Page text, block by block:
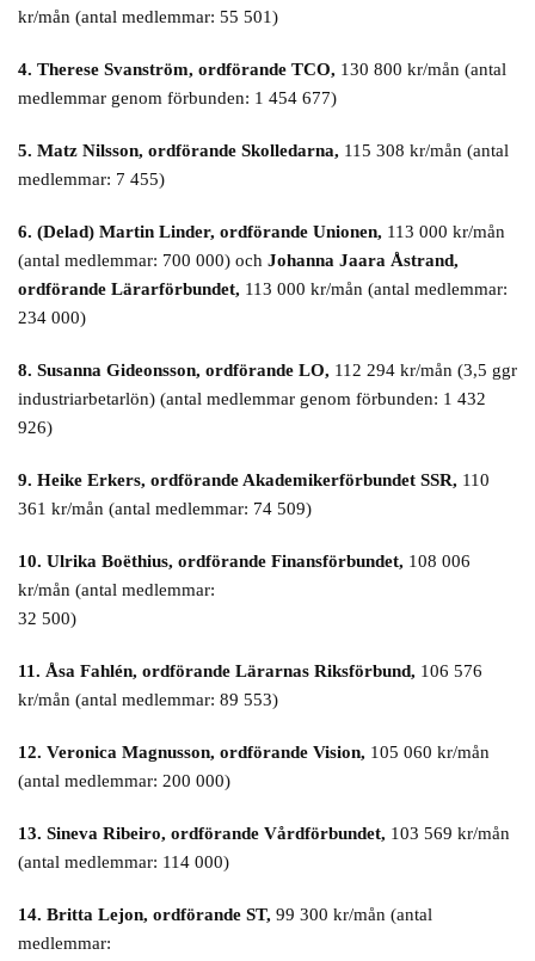
kr/mån (antal medlemmar: 55 501)
4. Therese Svanström, ordförande TCO, 130 800 kr/mån (antal
medlemmar genom förbunden: 1 454 677)
5. Matz Nilsson, ordförande Skolledarna, 115 308 kr/mån (antal
medlemmar: 7 455)
6. (Delad) Martin Linder, ordförande Unionen, 113 000 kr/mån
(antal medlemmar: 700 000) och Johanna Jaara Åstrand,
ordförande Lärarförbundet, 113 000 kr/mån (antal medlemmar:
234 000)
8. Susanna Gideonsson, ordförande LO, 112 294 kr/mån (3,5 ggr
industriarbetarlön) (antal medlemmar genom förbunden: 1 432
926)
9. Heike Erkers, ordförande Akademikerförbundet SSR, 110
361 kr/mån (antal medlemmar: 74 509)
10. Ulrika Boëthius, ordförande Finansförbundet, 108 006
kr/mån (antal medlemmar:
32 500)
11. Åsa Fahlén, ordförande Lärarnas Riksförbund, 106 576
kr/mån (antal medlemmar: 89 553)
12. Veronica Magnusson, ordförande Vision, 105 060 kr/mån
(antal medlemmar: 200 000)
13. Sineva Ribeiro, ordförande Vårdförbundet, 103 569 kr/mån
(antal medlemmar: 114 000)
14. Britta Lejon, ordförande ST, 99 300 kr/mån (antal
medlemmar: